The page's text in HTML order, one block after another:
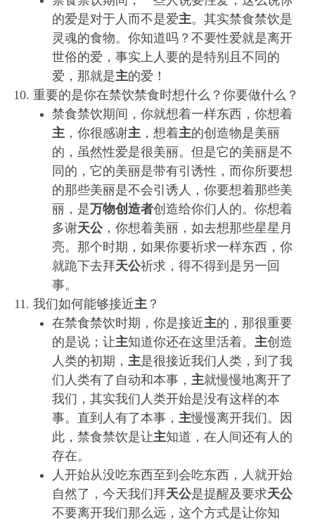
的爱是对于人而不是爱主。其实禁食禁饮是
灵魂的食物。你知道吗？不要性爱就是离开
世俗的爱，事实上人要的是特别且不同的
爱，那就是主的爱！
重要的是你在禁饮禁食时想什么？你要做什么？
禁食禁饮期间，你就想着一样东西，你想着
主 ，你很感谢主 ，想着主的创造物是美丽
的，虽然性爱是很美丽。但是它的美丽是不
同的，它的美丽是带有引诱性，而你所要想
的那些美丽是不会引诱人，你要想着那些美
丽，是万物创造者创造给你们人的。你想着
多谢天公，你想着美丽，如去想那些星星月
亮。那个时期，如果你要祈求一样东西，你
就跪下去拜天公祈求，得不得到是另一回
事。
我们如何能够接近主 ？
在禁食禁饮时期，你是接近主的，那很重要
的是说；让主知道你还在这里活着。 主创造
人类的初期， 主是很接近我们人类，到了我
们人类有了自动和本事， 主就慢慢地离开了
我们，其实我们人类开始是没有这样的本
事。直到人有了本事， 主慢慢离开我们。因
此，禁食禁饮是让主知道，在人间还有人的
存在。
人开始从没吃东西至到会吃东西，人就开始
自然了，今天我们拜天公是提醒及要求天公
不要离开我们那么远，这个方式是让你知